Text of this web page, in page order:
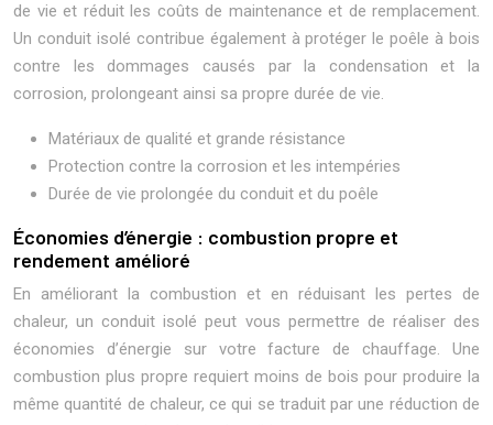
de vie et réduit les coûts de maintenance et de remplacement.
Un conduit isolé contribue également à protéger le poêle à bois
contre les dommages causés par la condensation et la
corrosion, prolongeant ainsi sa propre durée de vie.
Matériaux de qualité et grande résistance
Protection contre la corrosion et les intempéries
Durée de vie prolongée du conduit et du poêle
Économies d’énergie : combustion propre et
rendement amélioré
En améliorant la combustion et en réduisant les pertes de
chaleur, un conduit isolé peut vous permettre de réaliser des
économies d’énergie sur votre facture de chauffage. Une
combustion plus propre requiert moins de bois pour produire la
même quantité de chaleur, ce qui se traduit par une réduction de